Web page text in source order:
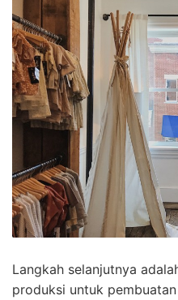
Langkah selanjutnya
produksi untuk